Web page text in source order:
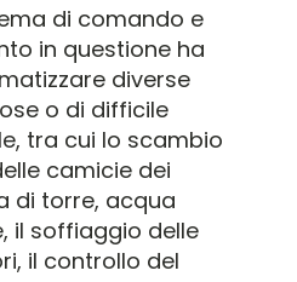
di comando e
in questione ha
diverse
o di difficile
tra cui lo scambio
camicie dei
di torre, acqua
il soffiaggio delle
il controllo del